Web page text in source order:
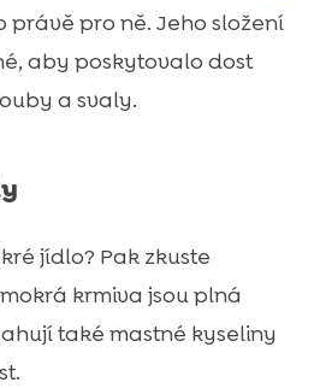
právě pro ně. Jeho složení
aby poskytovalo dost
a svaly.
jídlo? Pak zkuste
krmiva jsou plná
také mastné kyseliny